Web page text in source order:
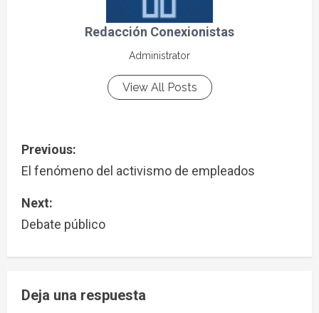
Redacción Conexionistas
Administrator
View All Posts
Previous:
El fenómeno del activismo de empleados
Next:
Debate público
Deja una respuesta